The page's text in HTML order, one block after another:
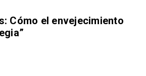
Cómo el envejecimiento